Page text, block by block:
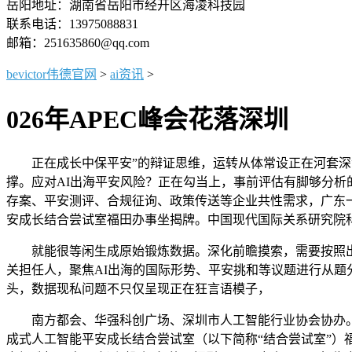
岳阳地址：湖南省岳阳市经开区海凌科技园
联系电话：13975088831
邮箱：251635860@qq.com
bevictor伟德官网 > ai资讯 >
026年APEC峰会花落深圳
正在成长中保平安”的辩证思维，运转从体常设正在河套深
撑。应对AI出海平安风险？正在勾当上，事前评估有脚够分
存案、平安测评、合规征询、政策传送等企业共性需求，广
安成长结合尝试室福田办事坐揭牌。中国现代国际关系研究
就能很等闲生成原始锻炼数据。深化前瞻摸索，需要按照
关担任人，聚焦AI出海的国际形势、平安挑和等议题进行从
头，数据现私问题不只仅呈现正在狂言语模子，
南方都会、华强科创广场、深圳市人工智能行业协会协办
成式人工智能平安成长结合尝试室（以下简称“结合尝试室”